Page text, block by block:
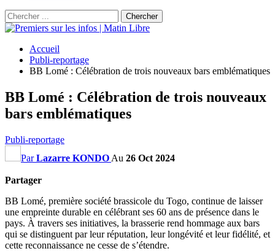
Accueil
Publi-reportage
BB Lomé : Célébration de trois nouveaux bars emblématiques
BB Lomé : Célébration de trois nouveaux
bars emblématiques
Publi-reportage
ParLazarre KONDO Au 26 Oct 2024
Partager
BB Lomé, première société brassicole du Togo, continue de laisser
une empreinte durable en célébrant ses 60 ans de présence dans le
pays. À travers ses initiatives, la brasserie rend hommage aux bars
qui se distinguent par leur réputation, leur longévité et leur fidélité, et
cette reconnaissance ne cesse de s’étendre.